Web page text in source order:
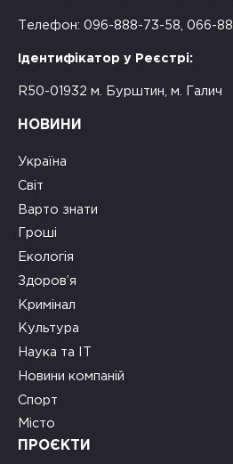
Телефон: 096-888-73-58, 066-
Ідентифікатор у Реєстрі:
R50-01932 м. Бурштин, м. Галич
НОВИНИ
Україна
Світ
Варто знати
Гроші
Екологія
Здоров’я
Кримінал
Культура
Наука та ІТ
Новини компаній
Спорт
Місто
ПРОЄКТИ